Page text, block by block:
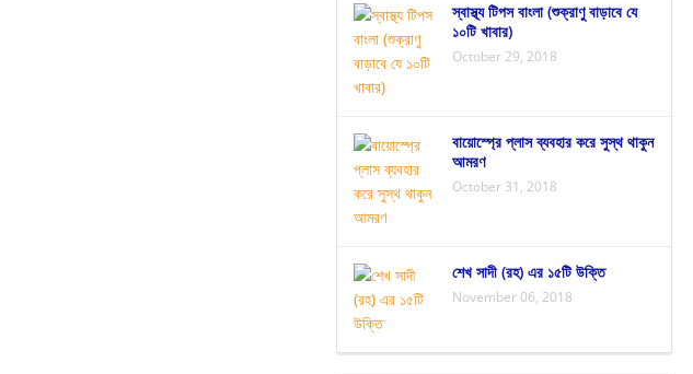
স্বাস্থ্য টিপস বাংলা (শুক্রাণু বাড়াবে যে
১০টি খাবার)
October 29, 2018
বায়োস্প্রে প্লাস ব্যবহার করে সুস্থ থাকুন
আমরণ
October 31, 2018
শেখ সাদী (রহ) এর ১৫টি উক্তি
November 06, 2018